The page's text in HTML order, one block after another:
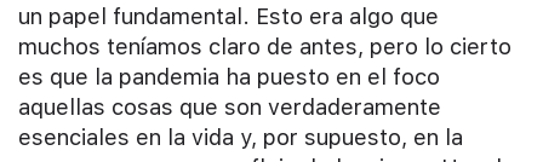
un papel fundamental. Esto era algo que
muchos teníamos claro de antes, pero lo cierto
es que la pandemia ha puesto en el foco
aquellas cosas que son verdaderamente
esenciales en la vida y, por supuesto, en la